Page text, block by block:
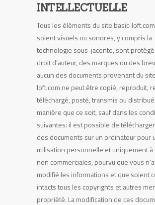
INTELLECTUELLE
Tous les éléments du site basic-loft.com
soient visuels ou sonores, y compris la
technologie sous-jacente, sont
droit d’auteur, des marques ou des
aucun des documents provenant du
loft.com ne peut être copié, reproduit,
téléchargé, posté, transmis ou distribué
manière que ce soit, sauf dans les
suivantes: il est possible de
des documents sur un ordinateur pour
utilisation personnelle et uniquement à
non commerciales, pourvu que vous
modifié les informations et que soient
intacts tous les copyrights et autres
propriété. La modification de ces